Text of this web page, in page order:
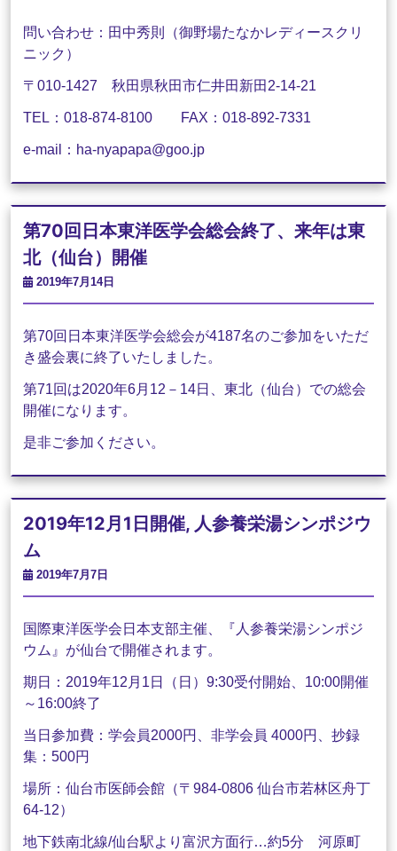
問い合わせ：田中秀則（御野場たなかレディースクリ
ニック）
〒010-1427 秋田県秋田市仁井田新田2-14-21
TEL：018-874-8100 FAX：018-892-7331
e-mail：ha-nyapapa@goo.jp
第70回日本東洋医学会総会終了、来年は東
北（仙台）開催
2019年7月14日
第70回日本東洋医学会総会が4187名のご参加をいただ
き盛会裏に終了いたしました。
第71回は2020年6月12－14日、東北（仙台）での総会
開催になります。
是非ご参加ください。
2019年12月1日開催, 人参養栄湯シンポジウ
ム
2019年7月7日
国際東洋医学会日本支部主催、『人参養栄湯シンポジ
ウム』が仙台で開催されます。
期日：2019年12月1日（日）9:30受付開始、10:00開催
～16:00終了
当日参加費：学会員2000円、非学会員 4000円、抄録
集：500円
場所：仙台市医師会館（〒984-0806 仙台市若林区舟丁
64-12）
地下鉄南北線/仙台駅より富沢方面行…約5分 河原町